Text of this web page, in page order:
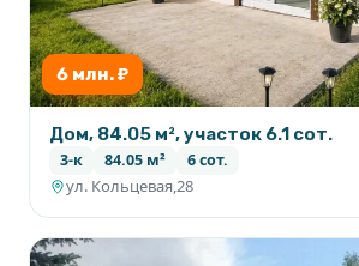
6 млн. ₽
Дом, 84.05 м², участок 6.1 сот.
3-к 84.05 м² 6 сот.
ул. Кольцевая,28